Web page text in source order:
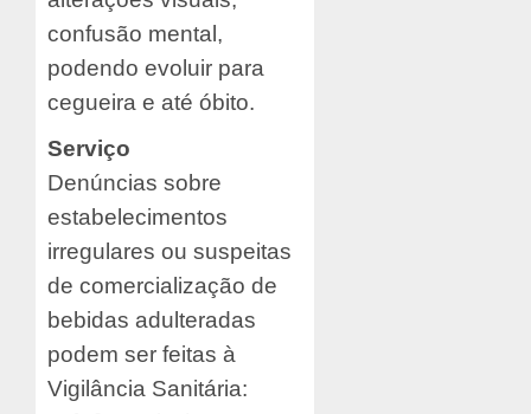
confusão mental,
podendo evoluir para
cegueira e até óbito.
Serviço
Denúncias sobre
estabelecimentos
irregulares ou suspeitas
de comercialização de
bebidas adulteradas
podem ser feitas à
Vigilância Sanitária: